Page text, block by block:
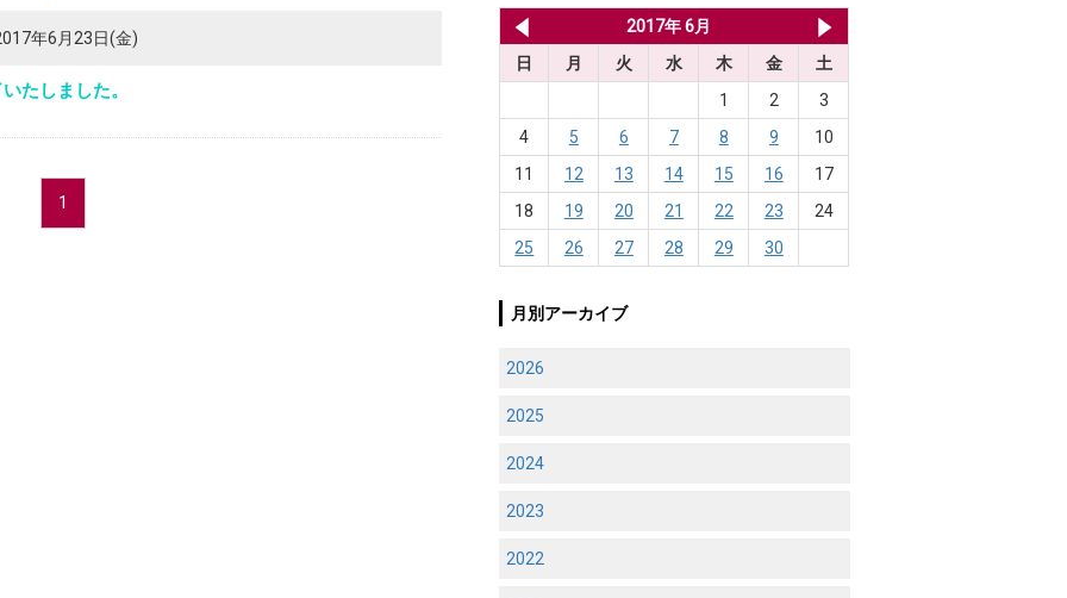
年6月23日(金)
たしました。
1
2017年 6月
日
月 火 水 木 金
土
1
2
3
4
5 6 7 8 9
10
11
12 13 14 15 16
17
18
19 20 21 22 23
24
25
26 27 28 29 30
月別アーカイブ
2026
2025
2024
2023
2022